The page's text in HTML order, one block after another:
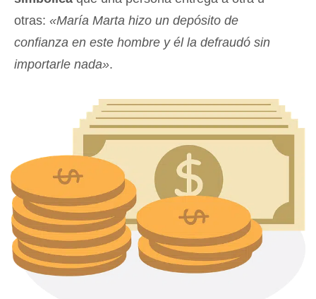
otras: «María Marta hizo un depósito de
confianza en este hombre y él la defraudó sin
importarle nada».